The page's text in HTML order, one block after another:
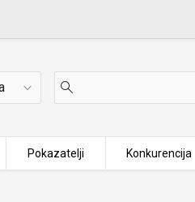
Pokazatelji Konkurencija